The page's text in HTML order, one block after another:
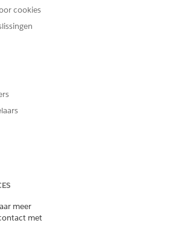
wat we kunnen doen om te verbeteren!
cookies
meer
met